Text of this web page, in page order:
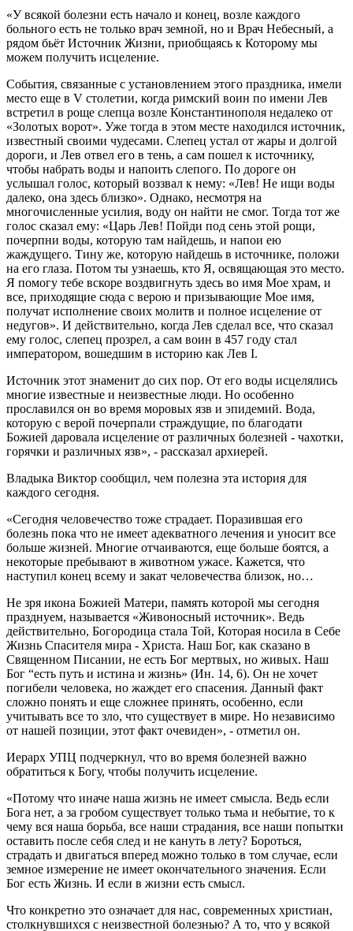
«У всякой болезни есть начало и конец, возле каждого
больного есть не только врач земной, но и Врач Небесный, а
рядом бьёт Источник Жизни, приобщаясь к Которому мы
можем получить исцеление.
События, связанные с установлением этого праздника, имели
место еще в V столетии, когда римский воин по имени Лев
встретил в роще слепца возле Константинополя недалеко от
«Золотых ворот». Уже тогда в этом месте находился источник,
известный своими чудесами. Слепец устал от жары и долгой
дороги, и Лев отвел его в тень, а сам пошел к источнику,
чтобы набрать воды и напоить слепого. По дороге он
услышал голос, который воззвал к нему: «Лев! Не ищи воды
далеко, она здесь близко». Однако, несмотря на
многочисленные усилия, воду он найти не смог. Тогда тот же
голос сказал ему: «Царь Лев! Пойди под сень этой рощи,
почерпни воды, которую там найдешь, и напои ею
жаждущего. Тину же, которую найдешь в источнике, положи
на его глаза. Потом ты узнаешь, кто Я, освящающая это место.
Я помогу тебе вскоре воздвигнуть здесь во имя Мое храм, и
все, приходящие сюда с верою и призывающие Мое имя,
получат исполнение своих молитв и полное исцеление от
недугов». И действительно, когда Лев сделал все, что сказал
ему голос, слепец прозрел, а сам воин в 457 году стал
императором, вошедшим в историю как Лев I.
Источник этот знаменит до сих пор. От его воды исцелялись
многие известные и неизвестные люди. Но особенно
прославился он во время моровых язв и эпидемий. Вода,
которую с верой почерпали страждущие, по благодати
Божией даровала исцеление от различных болезней - чахотки,
горячки и различных язв», - рассказал архиерей.
Владыка Виктор сообщил, чем полезна эта история для
каждого сегодня.
«Сегодня человечество тоже страдает. Поразившая его
болезнь пока что не имеет адекватного лечения и уносит все
больше жизней. Многие отчаиваются, еще больше боятся, а
некоторые пребывают в животном ужасе. Кажется, что
наступил конец всему и закат человечества близок, но…
Не зря икона Божией Матери, память которой мы сегодня
празднуем, называется «Живоносный источник». Ведь
действительно, Богородица стала Той, Которая носила в Себе
Жизнь Спасителя мира - Христа. Наш Бог, как сказано в
Священном Писании, не есть Бог мертвых, но живых. Наш
Бог “есть путь и истина и жизнь» (Ин. 14, 6). Он не хочет
погибели человека, но жаждет его спасения. Данный факт
сложно понять и еще сложнее принять, особенно, если
учитывать все то зло, что существует в мире. Но независимо
от нашей позиции, этот факт очевиден», - отметил он.
Иерарх УПЦ подчеркнул, что во время болезней важно
обратиться к Богу, чтобы получить исцеление.
«Потому что иначе наша жизнь не имеет смысла. Ведь если
Бога нет, а за гробом существует только тьма и небытие, то к
чему вся наша борьба, все наши страдания, все наши попытки
оставить после себя след и не кануть в лету? Бороться,
страдать и двигаться вперед можно только в том случае, если
земное измерение не имеет окончательного значения. Если
Бог есть Жизнь. И если в жизни есть смысл.
Что конкретно это означает для нас, современных христиан,
столкнувшихся с неизвестной болезнью? А то, что у всякой